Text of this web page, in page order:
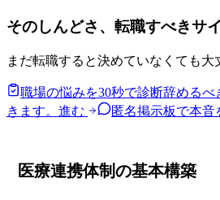
そのしんどさ、転職すべきサ
まだ転職すると決めていなくても
職場の悩みを30秒で診断辞めるべ
きます。 進む 匿名掲示板で本音
医療連携体制の基本構築